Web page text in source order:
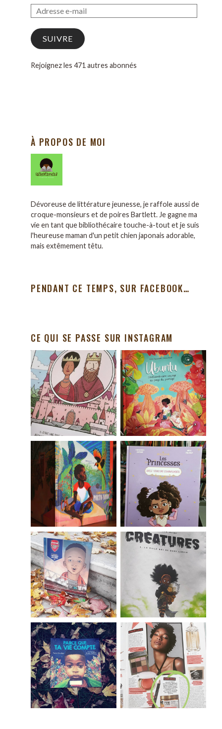
SUIVRE
Rejoignez les 471 autres abonnés
À PROPOS DE MOI
Dévoreuse de littérature jeunesse, je raffole aussi de
croque-monsieurs et de poires Bartlett. Je gagne ma
vie en tant que bibliothécaire touche-à-tout et je suis
l'heureuse maman d'un petit chien japonais adorable,
mais extêmement têtu.
PENDANT CE TEMPS, SUR FACEBOOK…
CE QUI SE PASSE SUR INSTAGRAM